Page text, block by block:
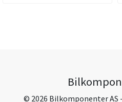
© 2026 Bilkomponenter AS